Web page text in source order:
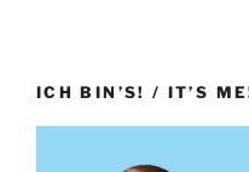
ICH BIN’S! / IT’S